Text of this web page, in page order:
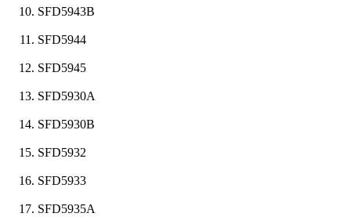
SFD5943B
SFD5944
SFD5945
SFD5930A
SFD5930B
SFD5932
SFD5933
SFD5935A